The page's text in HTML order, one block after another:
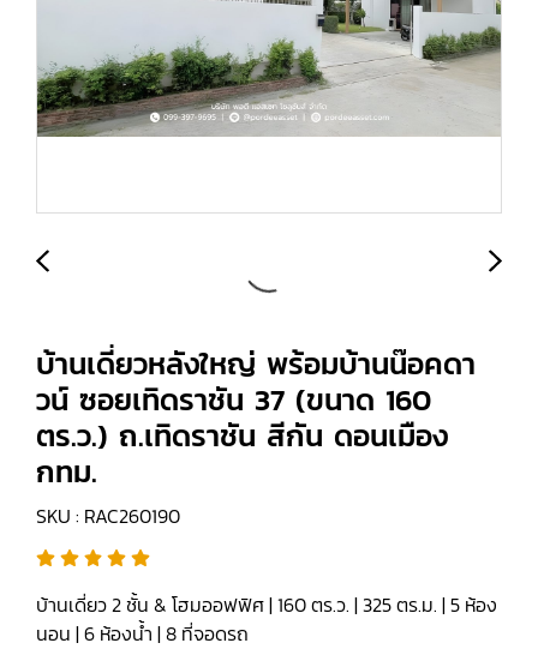
บ้านเดี่ยวหลังใหญ่ พร้อมบ้านน๊อคดา
วน์ ซอยเทิดราชัน 37 (ขนาด 160
ตร.ว.) ถ.เทิดราชัน สีกัน ดอนเมือง
กทม.
SKU : RAC260190
บ้านเดี่ยว 2 ชั้น & โฮมออฟฟิศ | 160 ตร.ว. | 325 ตร.ม. | 5 ห้อง
นอน | 6 ห้องน้ำ | 8 ที่จอดรถ